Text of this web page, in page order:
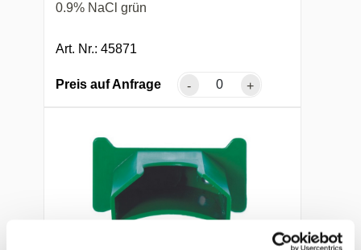
0.9% NaCl grün
Art. Nr.: 45871
Preis auf Anfrage - +